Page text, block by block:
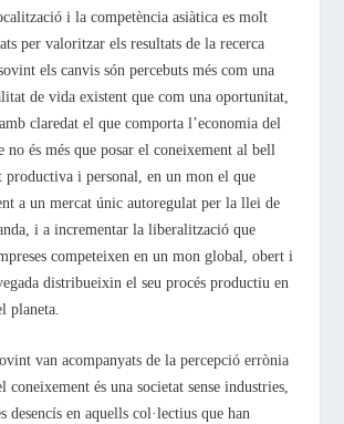
i la competència asiàtica es molt
per valoritzar els resultats de la recerca
els canvis són percebuts més com una
de vida existent que com una oportunitat,
claredat el que comporta l’economia del
no és més que posar el coneixement al bell
productiva i personal, en un mon el que
a un mercat únic autoregulat per la llei de
i a incrementar la liberalització que
competeixen en un mon global, obert i
distribueixin el seu procés productiu en
planeta.
van acompanyats de la percepció errònia
coneixement és una societat sense industries,
desencís en aquells col·lectius que han